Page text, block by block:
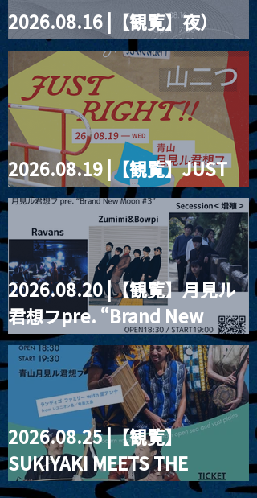
2026.08.16 |【観覧】夜）
four dots vol.2
2026.08.19 |【観覧】JUST
RIGHT!! vol.27
2026.08.20 |【観覧】月見ル
君想フpre. “Brand New
Moon #3”
2026.08.25 |【観覧】
SUKIYAKI MEETS THE
WORLD presentsLINDIGO